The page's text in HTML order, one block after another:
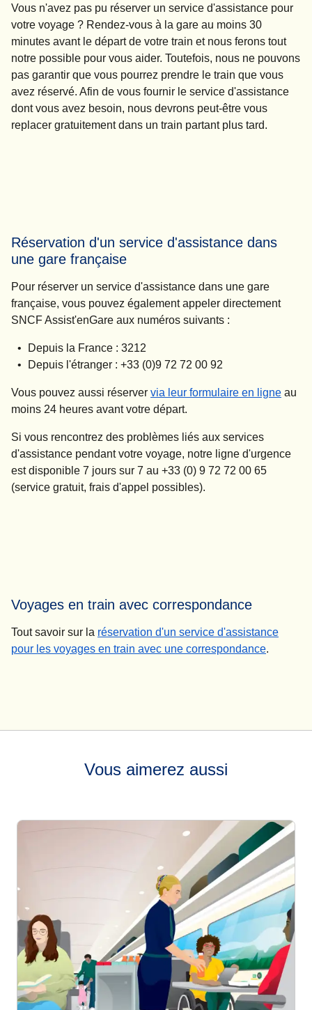
Vous n'avez pas pu réserver un service d'assistance pour
votre voyage ? Rendez-vous à la gare au moins 30
minutes avant le départ de votre train et nous ferons tout
notre possible pour vous aider. Toutefois, nous ne pouvons
pas garantir que vous pourrez prendre le train que vous
avez réservé. Afin de vous fournir le service d'assistance
dont vous avez besoin, nous devrons peut-être vous
replacer gratuitement dans un train partant plus tard.
Réservation d'un service d'assistance dans
une gare française
Pour réserver un service d'assistance dans une gare
française, vous pouvez également appeler directement
SNCF Assist'enGare aux numéros suivants :
Depuis la France : 3212
Depuis l'étranger : +33 (0)9 72 72 00 92
Vous pouvez aussi réserver via leur formulaire en ligne( au
moins 24 heures avant votre départ.
Si vous rencontrez des problèmes liés aux services
d'assistance pendant votre voyage, notre ligne d'urgence
est disponible 7 jours sur 7 au +33 (0) 9 72 72 00 65
(service gratuit, frais d'appel possibles).
Voyages en train avec correspondance
Tout savoir sur la réservation d'un service d'assistance
pour les voyages en train avec une correspondance.
Vous aimerez aussi